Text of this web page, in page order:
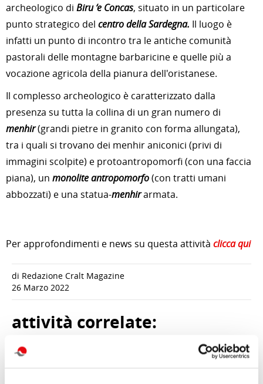
archeologico di Biru ‘e Concas, situato in un particolare
punto strategico del centro della Sardegna. Il luogo è
infatti un punto di incontro tra le antiche comunità
pastorali delle montagne barbaricine e quelle più a
vocazione agricola della pianura dell'oristanese.
Il complesso archeologico è caratterizzato dalla
presenza su tutta la collina di un gran numero di
menhir(grandi pietre in granito con forma allungata),
tra i quali si trovano dei menhir aniconici (privi di
immagini scolpite) e protoantropomorfi (con una faccia
piana), un monolite antropomorfo(con tratti umani
abbozzati) e una statua-menhirarmata.
Per approfondimenti e news su questa attività clicca qui
di Redazione Cralt Magazine
26 Marzo 2022
attività correlate: